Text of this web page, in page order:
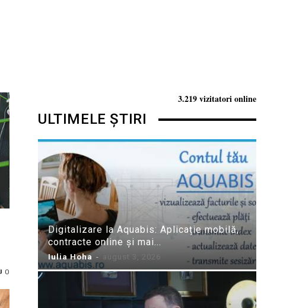
0
3.219 vizitatori online
ULTIMELE ȘTIRI
Digitalizare la Aquabis: Aplicație mobilă,
contracte online și mai...
Iulia Hoha - august 3, 2026